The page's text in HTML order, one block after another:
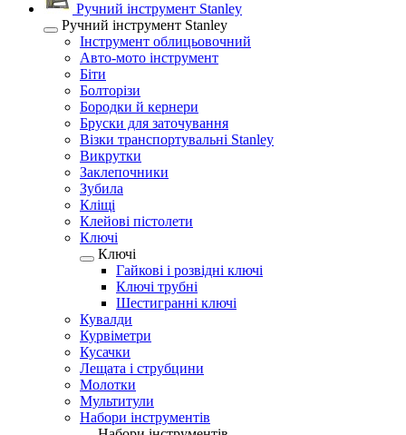
Ручний інструмент Stanley
Ручний інструмент Stanley
Інструмент облицьовочний
Авто-мото інструмент
Біти
Болторізи
Бородки й кернери
Бруски для заточування
Візки транспортувальні Stanley
Викрутки
Заклепочники
Зубила
Кліщі
Клейові пістолети
Ключі
Ключі
Гайкові і розвідні ключі
Ключі трубні
Шестигранні ключі
Кувалди
Курвіметри
Кусачки
Лещата і струбцини
Молотки
Мультитули
Набори інструментів